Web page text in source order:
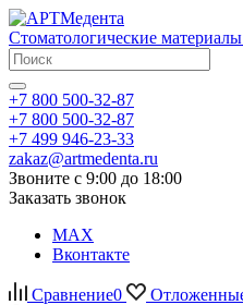
Стоматологические
+7 800 500-32-87
+7 800 500-32-87
+7 499 946-23-33
zakaz@artmedenta.ru
Звоните с 9:00 до 18:00
Заказать звонок
MAX
Вконтакте
Сравнение0